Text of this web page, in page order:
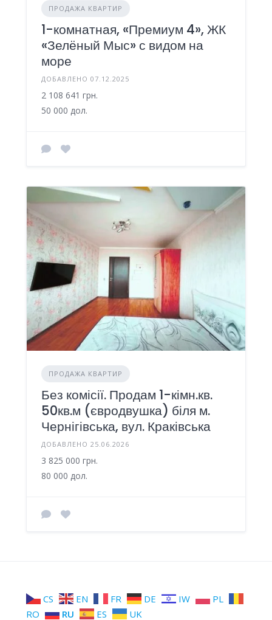
ПРОДАЖА КВАРТИР
1-комнатная, «Премиум 4», ЖК
«Зелёный Мыс» с видом на
море
ДОБАВЛЕНО 07.12.2025
2 108 641 грн.
50 000 дол.
ПРОДАЖА КВАРТИР
Без комісії. Продам 1-кімн.кв.
50кв.м (євродвушка) біля м.
Чернігівська, вул. Краківська
ДОБАВЛЕНО 25.06.2026
3 825 000 грн.
80 000 дол.
CS EN FR DE IW
PL
RO
RU ES UK